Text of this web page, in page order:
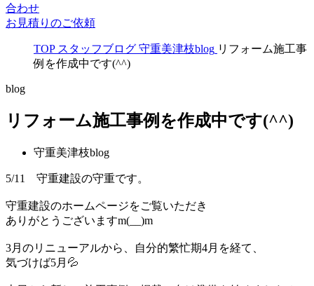
合わせ
お見積りのご依頼
TOP スタッフブログ 守重美津枝blog リフォーム施工事
例を作成中です(^^)
blog
リフォーム施工事例を作成中です(^^)
守重美津枝blog
5/11 守重建設の守重です。
守重建設のホームページをご覧いただき
ありがとうございますm(__)m
3月のリニューアルから、自分的繁忙期4月を経て、
気づけば5月💦